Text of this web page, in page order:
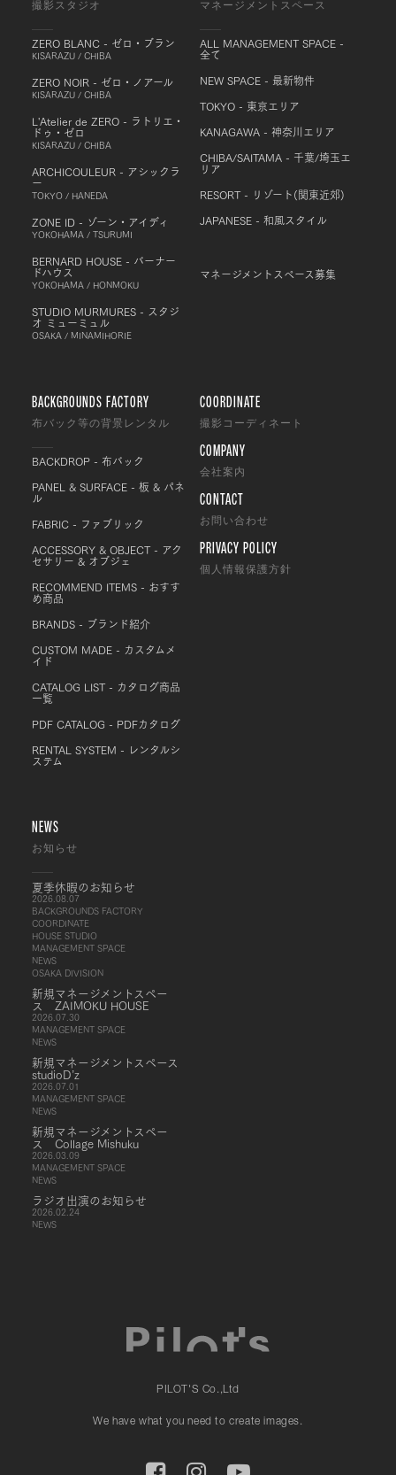
撮影スタジオ
ZERO BLANC - ゼロ・ブラン
KISARAZU / CHIBA
ZERO NOIR - ゼロ・ノアール
KISARAZU / CHIBA
L'Atelier de ZERO - ラトリエ・
ドゥ・ゼロ
KISARAZU / CHIBA
ARCHICOULEUR - アシックラ
ー
TOKYO / HANEDA
ZONE ID - ゾーン・アイディ
YOKOHAMA / TSURUMI
BERNARD HOUSE - バーナー
ドハウス
YOKOHAMA / HONMOKU
STUDIO MURMURES - スタジ
オ ミューミュル
OSAKA / MINAMIHORIE
マネージメントスペース
ALL MANAGEMENT SPACE -
全て
NEW SPACE - 最新物件
TOKYO - 東京エリア
KANAGAWA - 神奈川エリア
CHIBA/SAITAMA - 千葉/埼玉エ
リア
RESORT - リゾート(関東近郊)
JAPANESE - 和風スタイル
マネージメントスペース募集
BACKGROUNDS FACTORY
布バック等の背景レンタル
BACKDROP - 布バック
PANEL & SURFACE - 板 & パネ
ル
FABRIC - ファブリック
ACCESSORY & OBJECT - アク
セサリー & オブジェ
RECOMMEND ITEMS - おすす
め商品
BRANDS - ブランド紹介
CUSTOM MADE - カスタムメ
イド
CATALOG LIST - カタログ商品
一覧
PDF CATALOG - PDFカタログ
RENTAL SYSTEM - レンタルシ
ステム
COORDINATE
撮影コーディネート
COMPANY
会社案内
CONTACT
お問い合わせ
PRIVACY POLICY
個人情報保護方針
NEWS
お知らせ
夏季休暇のお知らせ
2026.08.07
BACKGROUNDS FACTORY
COORDINATE
HOUSE STUDIO
MANAGEMENT SPACE
NEWS
OSAKA DIVISION
新規マネージメントスペー
ス ZAIMOKU HOUSE
2026.07.30
MANAGEMENT SPACE
NEWS
新規マネージメントスペース
studioD’z
2026.07.01
MANAGEMENT SPACE
NEWS
新規マネージメントスペー
ス Collage Mishuku
2026.03.09
MANAGEMENT SPACE
NEWS
ラジオ出演のお知らせ
2026.02.24
NEWS
PILOT'S Co.,Ltd
We have what you need to create images.